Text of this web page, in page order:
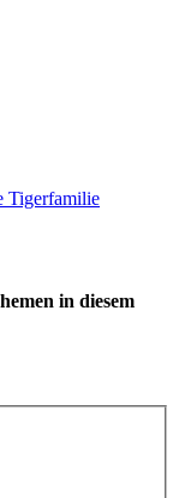
Tigerfamilie
in diesem